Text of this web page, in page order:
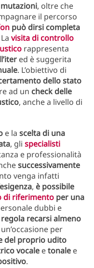
mutazioni, oltre che
il percorso
può dirsi completa
visita di controllo
rappresenta
ed è suggerita
. L’obiettivo di
dello stato
ad un check delle
, anche a livello di
e la scelta di una
, gli specialisti
e professionalità
successivamente
venga infatti
, è possibile
di riferimento per una
dubbi e
recarsi almeno
un’occasione per
del proprio udito
vocale etonale e
.